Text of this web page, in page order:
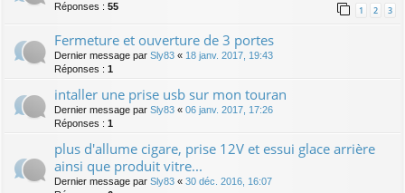
Réponses : 55 1 2 3
Fermeture et ouverture de 3 portes
Dernier message par Sly83 « 18 janv. 2017, 19:43
Réponses : 1
intaller une prise usb sur mon touran
Dernier message par Sly83 « 06 janv. 2017, 17:26
Réponses : 1
plus d'allume cigare, prise 12V et essui glace arrière
ainsi que produit vitre...
Dernier message par Sly83 « 30 déc. 2016, 16:07